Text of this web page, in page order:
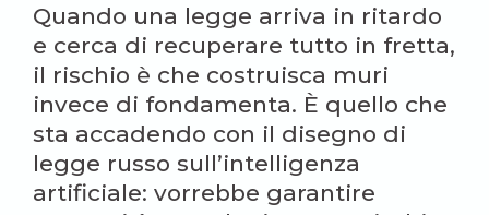
Quando una legge arriva in ritardo
e cerca di recuperare tutto in fretta,
il rischio è che costruisca muri
invece di fondamenta. È quello che
sta accadendo con il disegno di
legge russo sull’intelligenza
artificiale: vorrebbe garantire